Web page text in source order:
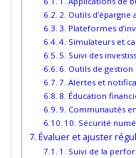
2. Outils
3. Plateformes
4. Simulateurs et
5. Suivi des
6. Outils de gestion
7. Alertes et
8. Éducation
9. Communautés
10. Sécurité
Évaluer et ajuster
1. Suivi de la